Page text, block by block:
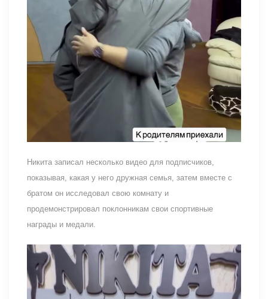
Никита записал несколько видео для подписчиков,
показывая, какая у него дружная семья, затем вместе с
братом он исследовал свою комнату и
продемонстрировал поклонникам свои спортивные
награды и медали.